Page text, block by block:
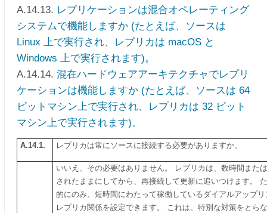
A.14.13. レプリケーションは混合オペレーティング
システムで機能しますか (たとえば、ソースは
Linux 上で実行され、レプリカは macOS と
Windows 上で実行されます)。
A.14.14. 混在ハードウェアアーキテクチャでレプリ
ケーションは機能しますか (たとえば、ソースは 64
ビットマシン上で実行され、レプリカは 32 ビット
マシン上で実行されます)。
A.14.1. レプリカは常にソースに接続する必要がありますか。
いいえ、その必要はありません。 レプリカは、数時間また
されたままにしてから、再接続して更新に追いつけます。
的にのみ、短時間にわたって稼働しているダイアルアップ
レプリカ関係を設定できます。 これは、特別な対策をとら